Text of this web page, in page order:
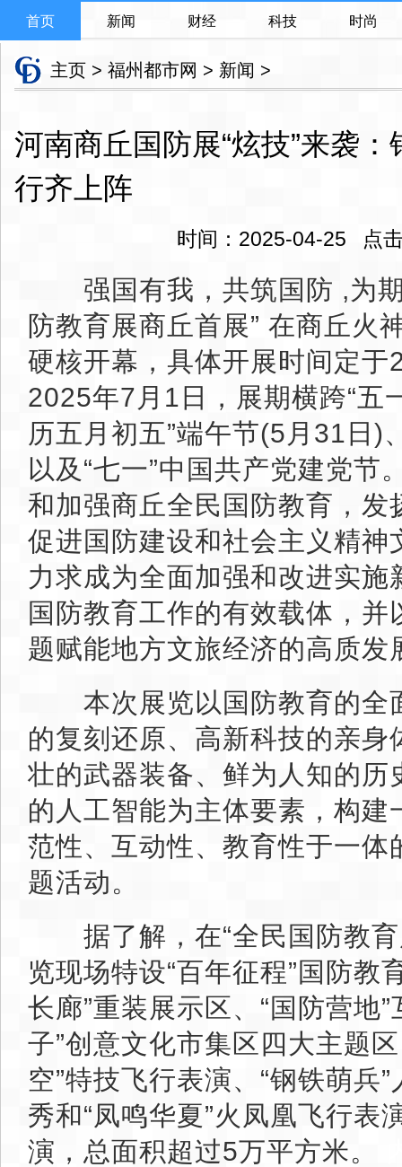
首页 新闻 财经 科技 时尚
主页 > 福州都市网 > 新闻 >
河南商丘国防展“炫技”来袭
行齐上阵
时间：2025-04-25 点
强国有我，共筑国防 ,为期
防教育展商丘首展” 在商丘火
硬核开幕，具体开展时间定
2025年7月1日，展期横跨“五
历五月初五”端午节(5月31日)
以及“七一”中国共产党建党节
和加强商丘全民国防教育，发
促进国防建设和社会主义精神
力求成为全面加强和改进实施
国防教育工作的有效载体，并
题赋能地方文旅经济的高质发
本次展览以国防教育的全
的复刻还原、高新科技的亲身
壮的武器装备、鲜为人知的历
的人工智能为主体要素，构建
范性、互动性、教育性于一体
题活动。
据了解，在“全民国防教育
览现场特设“百年征程”国防教
长廊”重装展示区、“国防营地
子”创意文化市集区四大主题
空”特技飞行表演、“钢铁萌兵
秀和“凤鸣华夏”火凤凰飞行表
演，总面积超过5万平方米。